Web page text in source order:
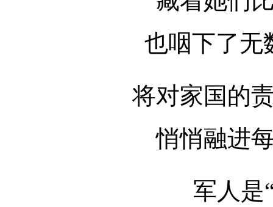
也咽下了无
将对家国的
悄悄融进
军人是